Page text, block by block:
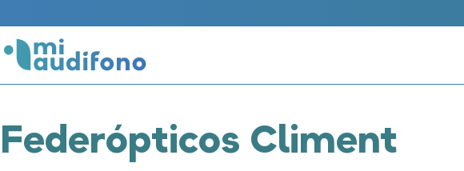
Federópticos Climent